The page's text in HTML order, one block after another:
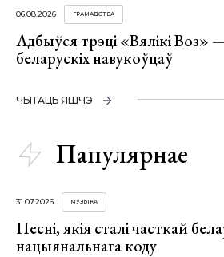
06.08.2026 ГРАМАДСТВА
Адбыўся трэці «Вялікі Воз»
беларускіх навукоўцаў
ЧЫТАЦЬ ЯШЧЭ
Папулярнае
31.07.2026 МУЗЫКА
Песні, якія сталі часткай
нацыянальнага коду